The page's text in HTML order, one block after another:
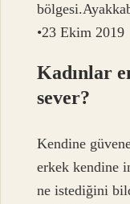
•23 Ekim 2019
Kadınlar
sever?
Kendine
erkek kendine
ne istediğini